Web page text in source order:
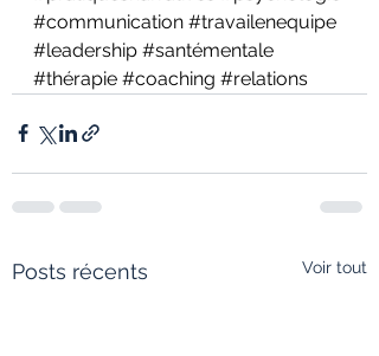
#communication #travailenequipe
#leadership #santémentale
#thérapie #coaching #relations
Posts récents Voir tout